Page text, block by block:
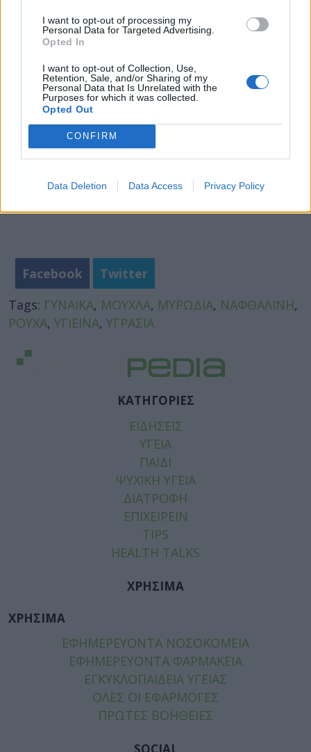
I want to opt-out of processing my
Personal Data for Targeted Advertising.
Opted In
I want to opt-out of Collection, Use,
Retention, Sale, and/or Sharing of my
Personal Data that Is Unrelated with the
Purposes for which it was collected.
Opted Out
CONFIRM
Data Deletion Data Access Privacy Policy
Ο δεκάλογος υγιεινής της ευαίσθητης περιοχής!
Όχι στα αντιβιοτικά για ψύλλου πήδημα!
Facebook
Twitter
Tags: ΓΥΝΑΙΚΑ, ΜΟΥΧΛΑ, ΜΥΡΩΔΙΑ, ΝΑΦΘΑΛΙΝΗ,
ΡΟΥΧΑ, ΥΓΙΕΙΝΑ, ΥΓΡΑΣΙΑ
ΚΑΤΗΓΟΡΙΕΣ
ΕΙΔΗΣΕΙΣ
ΥΓΕΙΑ
ΠΑΙΔΙ
ΨΥΧΙΚΗ ΥΓΕΙΑ
ΔΙΑΤΡΟΦΗ
ΕΠΙΧΕΙΡΕΙΝ
TIPS
HEALTH TALKS
ΧΡΗΣΙΜΑ
ΧΡΗΣΙΜΑ
ΕΦΗΜΕΡΕΥΟΝΤΑ ΝΟΣΟΚΟΜΕΙΑ
ΕΦΗΜΕΡΕΥΟΝΤΑ ΦΑΡΜΑΚΕΙΑ
ΕΓΚΥΚΛΟΠΑΙΔΕΙΑ ΥΓΕΙΑΣ
ΟΛΕΣ ΟΙ ΕΦΑΡΜΟΓΕΣ
ΠΡΩΤΕΣ ΒΟΗΘΕΙΕΣ